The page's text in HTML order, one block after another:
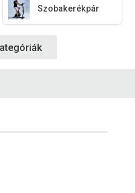
Szobakerékpár